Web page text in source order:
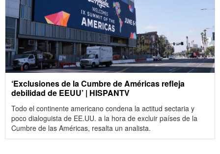
‘Exclusiones de la Cumbre de Américas refleja
debilidad de EEUU’ | HISPANTV
Todo el continente americano condena la actitud sectaria y
poco dialoguista de EE.UU. a la hora de excluir países de la
Cumbre de las Américas, resalta un analista.